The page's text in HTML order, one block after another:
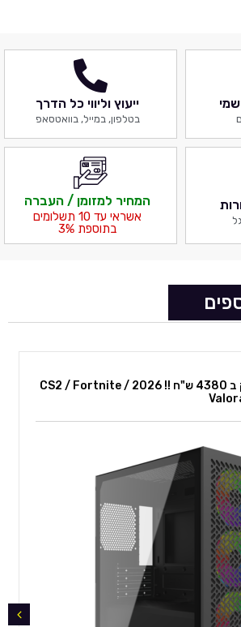
ייעוץ וליווי כל הדרך
בטלפון, במייל, בוואטסאפ
המחיר למזומן / העברה
אשראי עד 10 תשלומים
בתוספת 3%
מחשב גיימינג חזק ב 4380 ש"ח !! 2026 CS2 / Fortnite /